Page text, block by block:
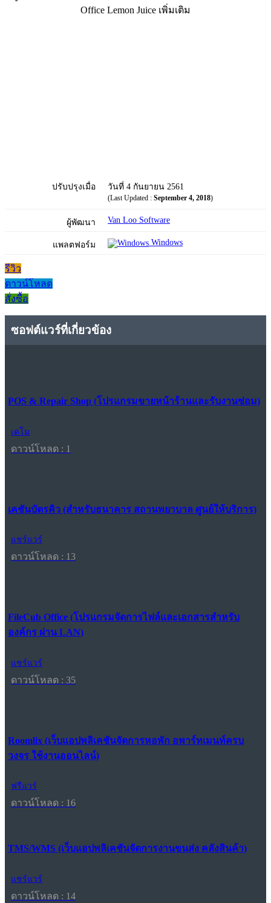
Office Lemon Juice เพิ่มเติม
ปรับปรุงเมื่อ วันที่ 4 กันยายน 2561
(Last Updated : September 4, 2018)
ผู้พัฒนา Van Loo Software
แพลตฟอร์ม Windows
รีวิว
ดาวน์โหลด
สั่งซื้อ
ซอฟต์แวร์ที่เกี่ยวข้อง
POS & Repair Shop (โปรแกรมขายหน้าร้านและรับงานซ่อม)
เดโม
ดาวน์โหลด : 1
เคชันบัตรคิว (สำหรับธนาคาร สถานพยาบาล ศูนย์ให้บริการ)
แชร์แวร์
ดาวน์โหลด : 13
FileCub Office (โปรแกรมจัดการไฟล์และเอกสารสำหรับ
องค์กร ผ่าน LAN)
แชร์แวร์
ดาวน์โหลด : 35
Roomlix (เว็บแอปพลิเคชันจัดการหอพัก อพาร์ทเมนท์ครบ
วงจร ใช้งานออนไลน์)
ฟรีแวร์
ดาวน์โหลด : 16
TMS/WMS (เว็บแอปพลิเคชันจัดการงานขนส่ง คลังสินค้า)
แชร์แวร์
ดาวน์โหลด : 14